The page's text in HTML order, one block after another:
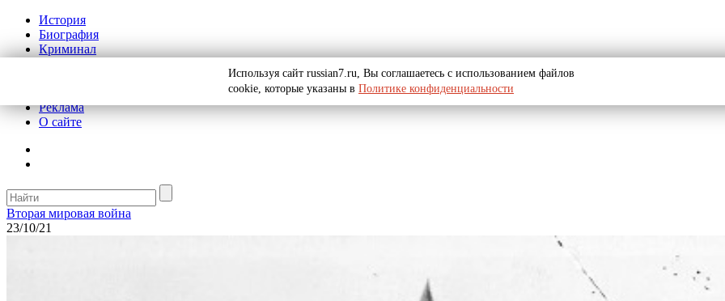
История
Биография
Криминал
Реклама
О сайте
Вторая мировая война
23/10/21
Используя сайт russian7.ru, Вы соглашаетесь с использованием файлов
cookie, которые указаны в Политике конфиденциальности